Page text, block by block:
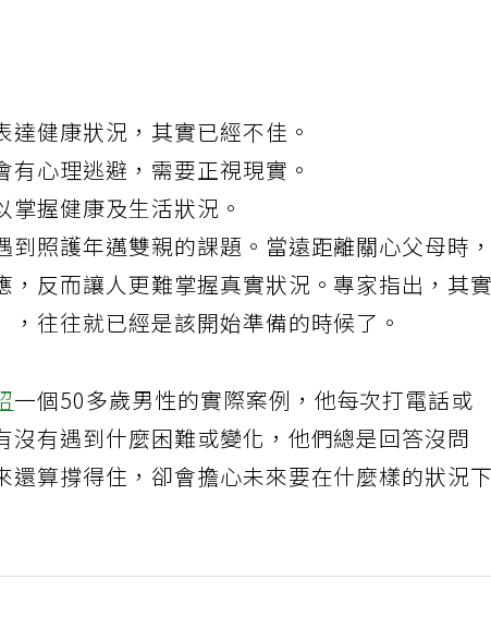
健康狀況，其實已經不佳。
心理逃避，需要正視現實。
握健康及生活狀況。
到照護年邁雙親的課題。當遠距離關心父母時，
反而讓人更難掌握真實狀況。專家指出，其實
往往就已經是該開始準備的時候了。
一個50多歲男性的實際案例，他每次打電話或
有遇到什麼困難或變化，他們總是回答沒問
算撐得住，卻會擔心未來要在什麼樣的狀況下